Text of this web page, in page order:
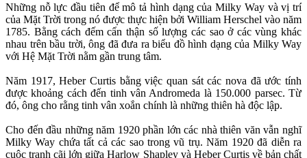
Những nỗ lực đầu tiên để mô tả hình dạng của Milky Way và vị trí
của Mặt Trời trong nó được thực hiện bởi William Herschel vào năm
1785. Bằng cách đếm cẩn thận số lượng các sao ở các vùng khác
nhau trên bầu trời, ông đã đưa ra biểu đồ hình dạng của Milky Way
với Hệ Mặt Trời nằm gần trung tâm.
Năm 1917, Heber Curtis bằng việc quan sát các nova đã ước tính
được khoảng cách đến tinh vân Andromeda là 150.000 parsec. Từ
đó, ông cho rằng tinh vân xoắn chính là những thiên hà độc lập.
Cho đến đầu những năm 1920 phần lớn các nhà thiên văn vẫn nghĩ
Milky Way chứa tất cả các sao trong vũ trụ. Năm 1920 đã diễn ra
cuộc tranh cãi lớn giữa Harlow Shapley và Heber Curtis về bản chất